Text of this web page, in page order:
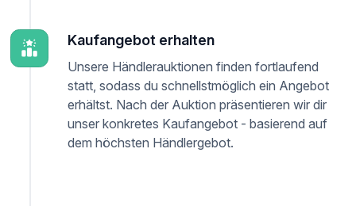
Kaufangebot erhalten
Unsere Händlerauktionen finden fortlaufend
statt, sodass du schnellstmöglich ein Angebot
erhältst. Nach der Auktion präsentieren wir dir
unser konkretes Kaufangebot - basierend auf
dem höchsten Händlergebot.